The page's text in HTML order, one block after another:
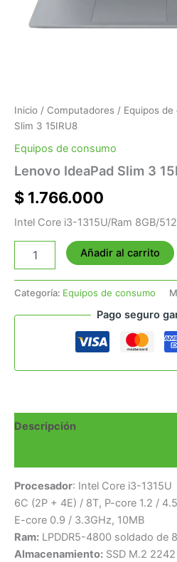
Inicio / Computadores / Equipos de
Slim 3 15IRU8
Equipos de consumo
Lenovo IdeaPad Slim 3
$ 1.766.000
Intel Core i3-1315U/Ram 8GB/
Añadir al carrito
Categoría: Equipos de consumo
Pago seguro
Descripción
Procesador: Intel Core i3-1315U
6C (2P + 4E) / 8T, P-core 1.2 /
E-core 0.9 / 3.3GHz, 10MB
Ram: LPDDR5-4800 soldado de
Almacenamiento: SSD M.2